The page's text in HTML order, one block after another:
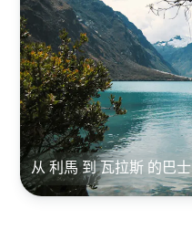
从 利馬 到 瓦拉斯 的巴士